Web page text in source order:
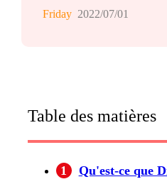
Friday 2022/07/01
Table des matières
1 Qu'est-ce que